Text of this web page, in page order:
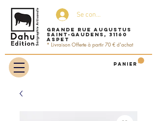
Panier
Grande rue Augustus
Saint-Gaudens, 31160
ASPET
* Livraison Offerte à partir 70 € d'achat
Se connecter